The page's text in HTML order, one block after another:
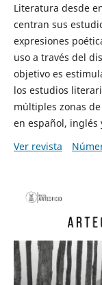
Literatura desde
centran sus
expresiones
uso a través del
objetivo es
los estudios
múltiples zonas
en español, inglés
Ver revista